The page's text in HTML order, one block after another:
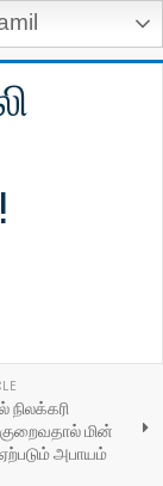
நிலக்கரி
குறைவதால் மின்
அபாயம்